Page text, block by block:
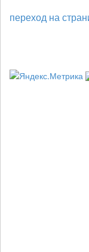
переход на